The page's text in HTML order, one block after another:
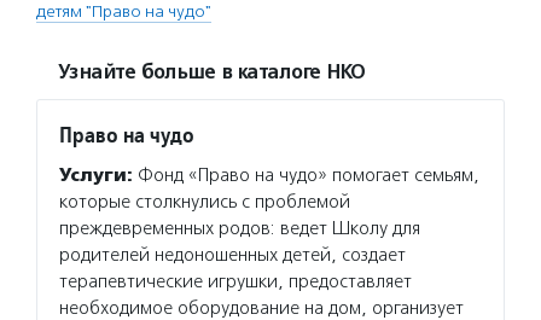
детям "Право на чудо"
Узнайте больше в каталоге НКО
Право на чудо
Услуги: Фонд «Право на чудо» помогает семьям,
которые столкнулись с проблемой
преждевременных родов: ведет Школу для
родителей недоношенных детей, создает
терапевтические игрушки, предоставляет
необходимое оборудование на дом, организует